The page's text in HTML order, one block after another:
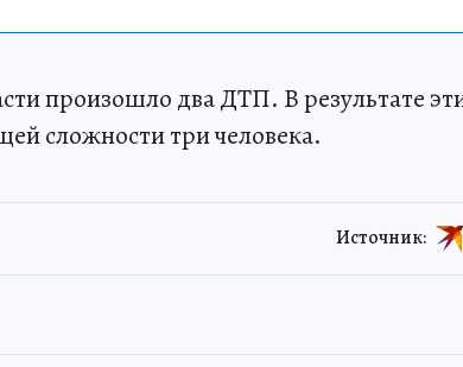
произошло два ДТП. В результате
сложности три человека.
Источник: